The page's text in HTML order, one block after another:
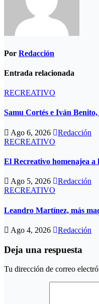
Por Redacción
Entrada relacionada
RECREATIVO
Samu Cortés e Iván
Ago 6, 2026
Redacción
RECREATIVO
El Recreativo homenajea a
Ago 5, 2026
Redacción
RECREATIVO
Leandro Martínez, más
Ago 4, 2026 Redacción
Deja una respuesta
Tu dirección de correo